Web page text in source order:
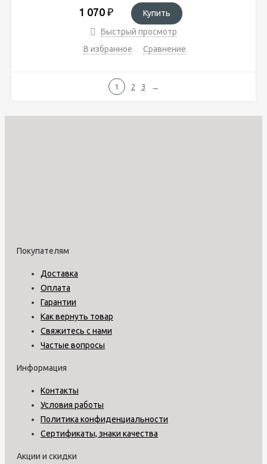
1 070 ₽
Купить
Быстрый просмотр
В избранное
Сравнение
1 2 3 →
Покупателям
Доставка
Оплата
Гарантии
Как вернуть товар
Свяжитесь с нами
Частые вопросы
Информация
Контакты
Условия работы
Политика конфиденциальности
Сертификаты, знаки качества
Акции и скидки